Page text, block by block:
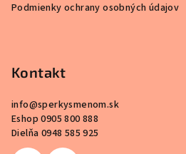
Podmienky ochrany osobných údajov
Kontakt
info@sperkysmenom.sk
Eshop 0905 800 888
Dielňa 0948 585 925